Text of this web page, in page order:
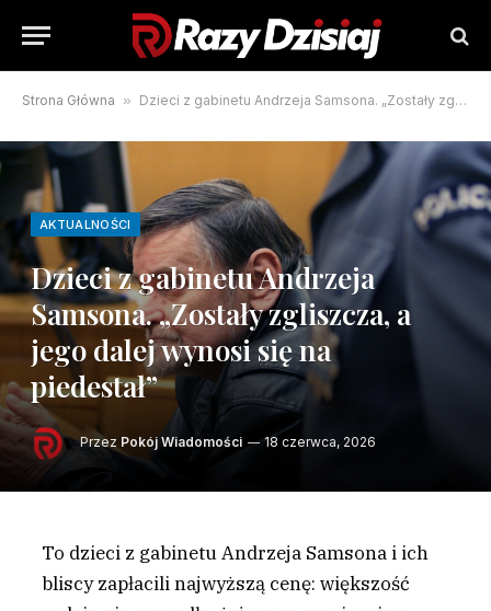
Strona Główna » Dzieci z gabinetu Andrzeja Samsona. „Zostały zgliszcza, a jego dalej wynosi się na piedestał”
AKTUALNOŚCI
Dzieci z gabinetu Andrzeja
Samsona. „Zostały zgliszcza, a
jego dalej wynosi się na
piedestał”
Przez Pokój Wiadomości 18 czerwca, 2026
To dzieci z gabinetu Andrzeja Samsona i ich
bliscy zapłacili najwyższą cenę: większość